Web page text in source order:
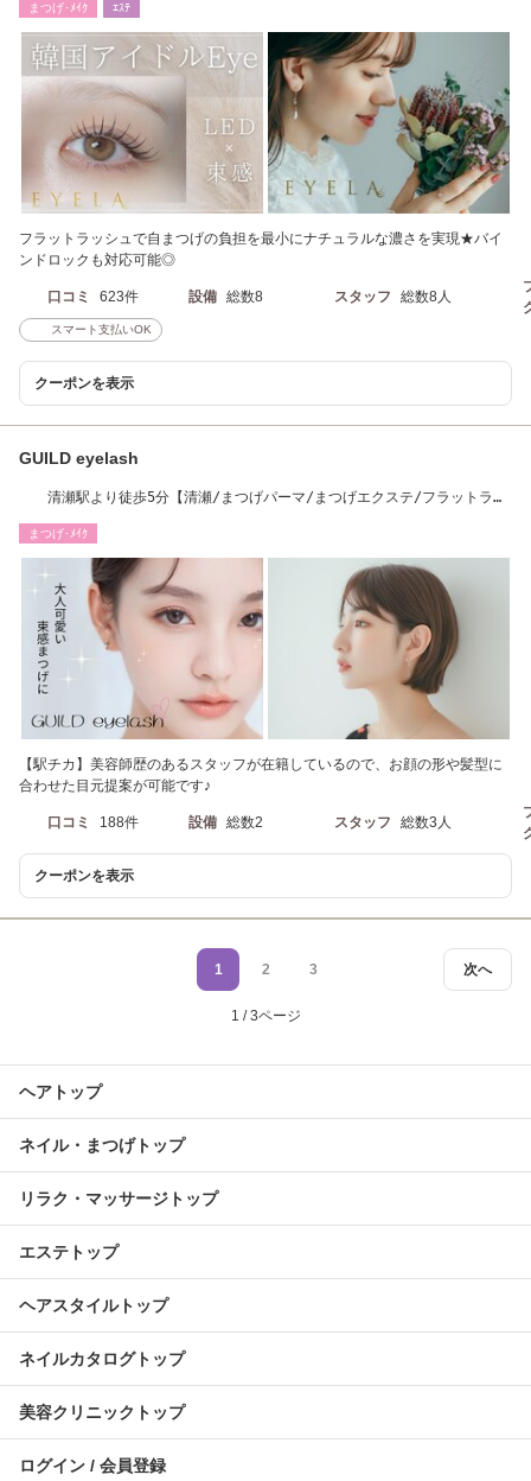
まつげ･ﾒｲｸ ｴｽﾃ
フラットラッシュで自まつげの負担を最小にナチュラルな濃さを実現★バイ
ンドロックも対応可能◎
口コミ 623件 設備 総数8 スタッフ 総数8人
スマート支払いOK
クーポンを表示
GUILD eyelash
清瀬駅より徒歩5分【清瀬/まつげパーマ/まつげエクステ/フラットラッ
まつげ･ﾒｲｸ
【駅チカ】美容師歴のあるスタッフが在籍しているので、お顔の形や髪型に
合わせた目元提案が可能です♪
口コミ 188件 設備 総数2 スタッフ 総数3人
クーポンを表示
次へ
1 2 3
1 / 3ページ
ヘアトップ
ネイル・まつげトップ
リラク・マッサージトップ
エステトップ
ヘアスタイルトップ
ネイルカタログトップ
美容クリニックトップ
ログイン / 会員登録